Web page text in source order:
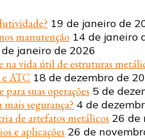
19 de janeiro de
manutenção 14 de janeiro
janeiro de 2026
na vida útil de estruturas
ATC 18 de dezembro de
suas operações 5 de
mais segurança? 4 de
de artefatos metálicos 26 de
e aplicações 26 de